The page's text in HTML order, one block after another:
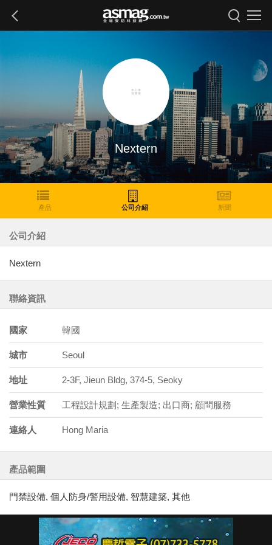
Nextern
產品 公司介紹 新聞
公司介紹
Nextern
聯絡資訊
國家 韓國
城市 Seoul
地址 2-3F, Jieun Bldg, 374-5, Seoky
營業性質 工程設計規劃; 生產製造; 出口商; 顧問服務
連絡人 Hong Maria
產品範圍
門禁設備, 個人防身/警用設備, 智慧建築, 其他